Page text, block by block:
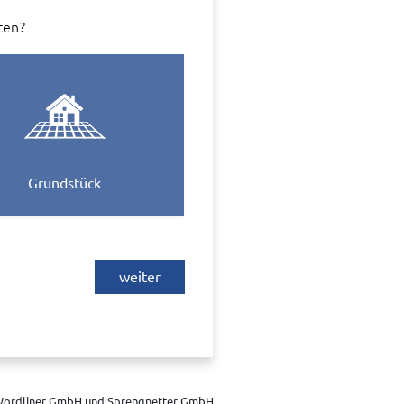
Grundstück
weiter
Zwecken im System weiter
GmbH und Sprengnetter GmbH.